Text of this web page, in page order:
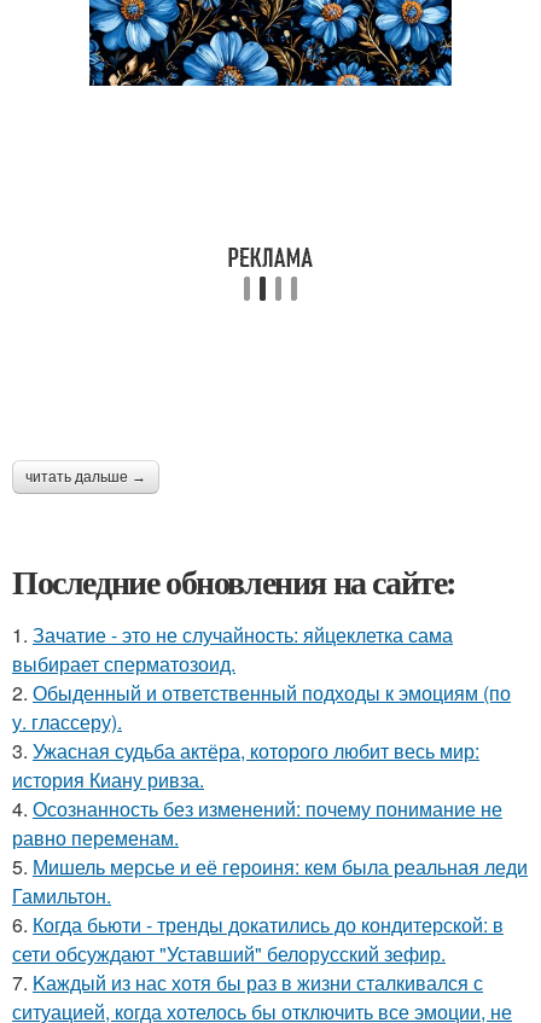
читать дальше →
Последние обновления на сайте:
1. Зачатие - это не случайность: яйцеклетка сама
выбирает сперматозоид.
2. Обыденный и ответственный подходы к эмоциям (по
у. глассеру).
3. Ужасная судьба актёра, которого любит весь мир:
история Киану ривза.
4. Осознанность без изменений: почему понимание не
равно переменам.
5. Мишель мерсье и её героиня: кем была реальная леди
Гамильтон.
6. Когда бьюти - тренды докатились до кондитерской: в
сети обсуждают "Уставший" белорусский зефир.
7. Kаждый из нас хотя бы раз в жизни сталкивался с
ситуацией, когда хотелось бы отключить все эмоции, не